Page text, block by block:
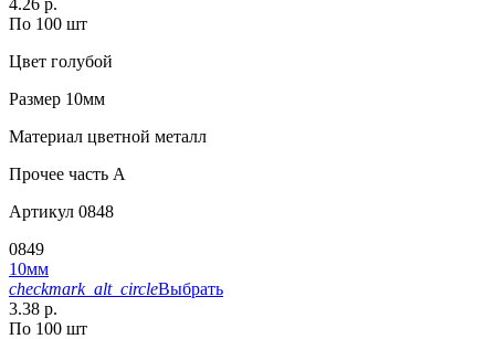
По 100 шт
Цвет голубой
Размер 10мм
Материал цветной металл
Прочее часть A
Артикул 0848
0849
10мм
checkmark_alt_circleВыбрать
3.38 р.
По 100 шт